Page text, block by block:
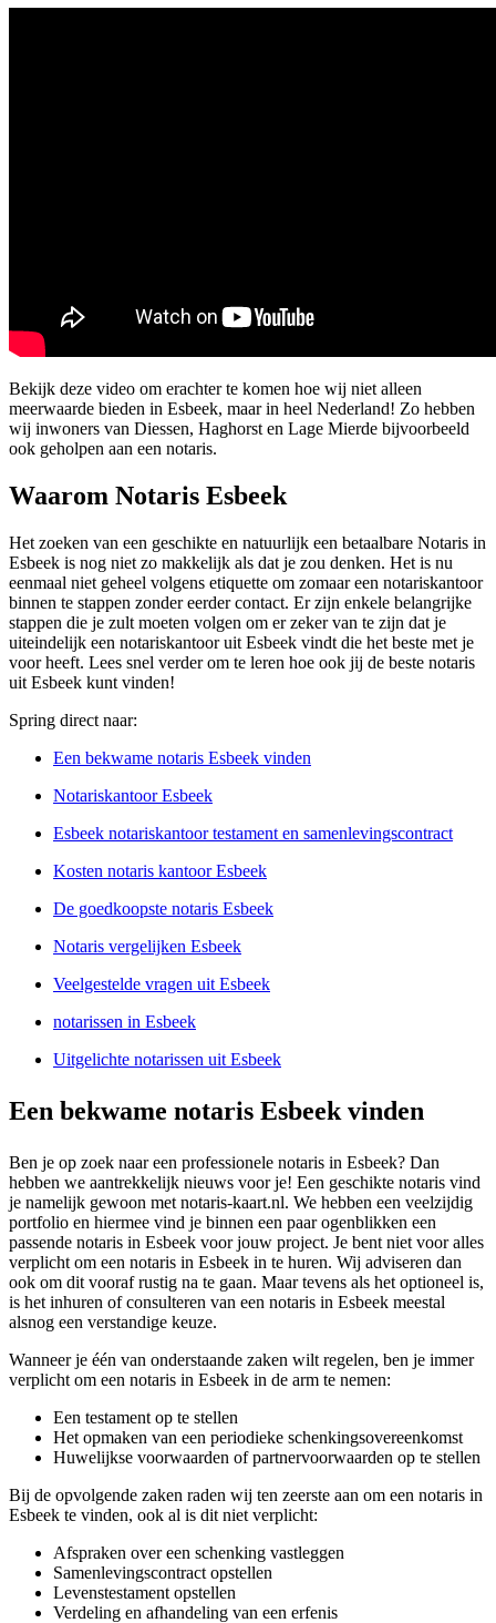
Bekijk deze video om erachter te komen hoe wij niet alleen
meerwaarde bieden in Esbeek, maar in heel Nederland! Zo hebben
wij inwoners van Diessen, Haghorst en Lage Mierde bijvoorbeeld
ook geholpen aan een notaris.
Waarom Notaris Esbeek
Het zoeken van een geschikte en natuurlijk een betaalbare Notaris in
Esbeek is nog niet zo makkelijk als dat je zou denken. Het is nu
eenmaal niet geheel volgens etiquette om zomaar een notariskantoor
binnen te stappen zonder eerder contact. Er zijn enkele belangrijke
stappen die je zult moeten volgen om er zeker van te zijn dat je
uiteindelijk een notariskantoor uit Esbeek vindt die het beste met je
voor heeft. Lees snel verder om te leren hoe ook jij de beste notaris
uit Esbeek kunt vinden!
Spring direct naar:
Een bekwame notaris Esbeek vinden
Notariskantoor Esbeek
Esbeek notariskantoor testament en samenlevingscontract
Kosten notaris kantoor Esbeek
De goedkoopste notaris Esbeek
Notaris vergelijken Esbeek
Veelgestelde vragen uit Esbeek
notarissen in Esbeek
Uitgelichte notarissen uit Esbeek
Een bekwame notaris Esbeek vinden
Ben je op zoek naar een professionele notaris in Esbeek? Dan
hebben we aantrekkelijk nieuws voor je! Een geschikte notaris vind
je namelijk gewoon met notaris-kaart.nl. We hebben een veelzijdig
portfolio en hiermee vind je binnen een paar ogenblikken een
passende notaris in Esbeek voor jouw project. Je bent niet voor alles
verplicht om een notaris in Esbeek in te huren. Wij adviseren dan
ook om dit vooraf rustig na te gaan. Maar tevens als het optioneel is,
is het inhuren of consulteren van een notaris in Esbeek meestal
alsnog een verstandige keuze.
Wanneer je één van onderstaande zaken wilt regelen, ben je immer
verplicht om een notaris in Esbeek in de arm te nemen:
Een testament op te stellen
Het opmaken van een periodieke schenkingsovereenkomst
Huwelijkse voorwaarden of partnervoorwaarden op te stellen
Bij de opvolgende zaken raden wij ten zeerste aan om een notaris in
Esbeek te vinden, ook al is dit niet verplicht:
Afspraken over een schenking vastleggen
Samenlevingscontract opstellen
Levenstestament opstellen
Verdeling en afhandeling van een erfenis